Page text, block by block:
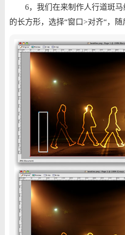
6，我们在来制作人行道斑马
的长方形，选择“窗口>对齐“，随